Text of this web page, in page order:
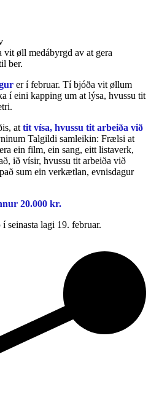
vit øll medábyrgd av at gera
ber.
er í februar. Tí bjóða vit øllum
í eini kapping um at lýsa, hvussu tit
at tit vísa, hvussu tit arbeiða við
Talgildi samleikin: Frælsi at
ein film, ein sang, eitt listaverk,
ið vísir, hvussu tit arbeiða við
sum ein verkætlan, evnisdagur
20.000 kr.
seinasta lagi 19. februar.